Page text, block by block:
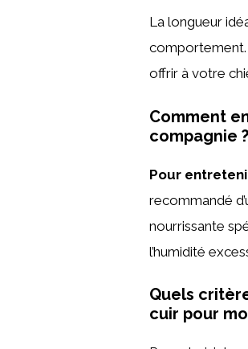
La longueur
comportement.
offrir à votre
Comment
compagnie ?
Pour
recommandé
nourrissante
l’humidité
Quels
cuir pour